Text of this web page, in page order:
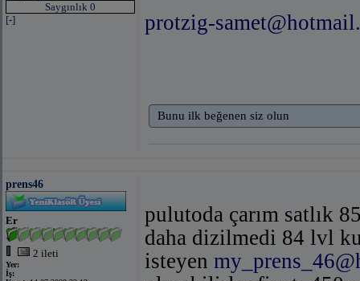
Saygınlık 0
[-]
protzig-
Bunu ilk beğenen siz olun
prens46
Er
2 ileti
Yer:
İş:
pulutoda çarım satlık
daha dizilmedi 84 lvl
isteyen